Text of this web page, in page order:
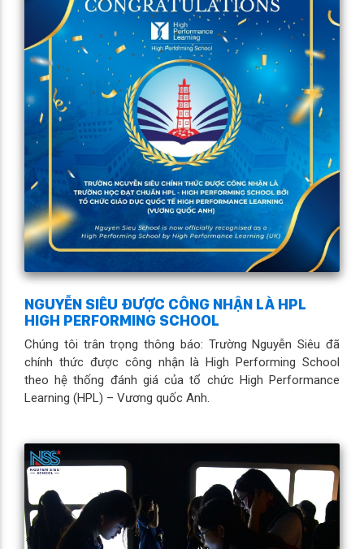
NGUYỄN SIÊU ĐƯỢC CÔNG NHẬN LÀ HPL
HIGH PERFORMING SCHOOL
Chúng tôi trân trọng thông báo: Trường Nguyễn Siêu đã
chính thức được công nhận là High Performing School
theo hệ thống đánh giá của tổ chức High Performance
Learning (HPL) – Vương quốc Anh.